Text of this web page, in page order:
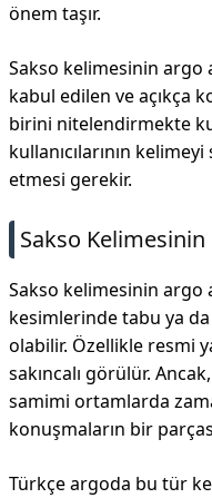
önem taşır.
Sakso kelimesinin argo
kabul edilen ve açıkça
birini nitelendirmekte
kullanıcılarının
etmesi gerekir.
Sakso Kelimesinin
Sakso kelimesinin argo
kesimlerinde tabu ya
olabilir. Özellikle resmi
sakıncalı görülür.
samimi ortamlarda
konuşmaların bir
Türkçe argoda bu tür